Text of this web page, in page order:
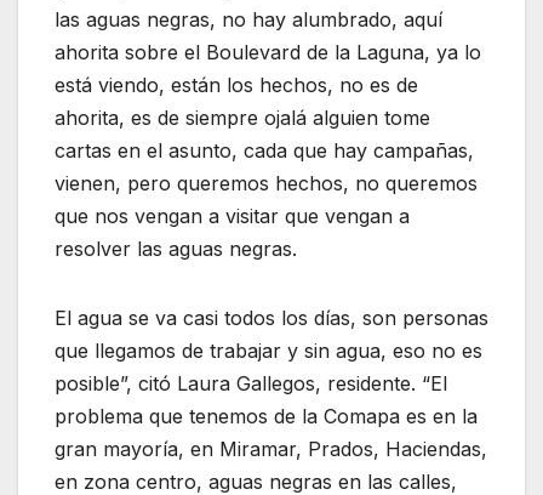
las aguas negras, no hay alumbrado, aquí
ahorita sobre el Boulevard de la Laguna, ya lo
está viendo, están los hechos, no es de
ahorita, es de siempre ojalá alguien tome
cartas en el asunto, cada que hay campañas,
vienen, pero queremos hechos, no queremos
que nos vengan a visitar que vengan a
resolver las aguas negras.
El agua se va casi todos los días, son personas
que llegamos de trabajar y sin agua, eso no es
posible”, citó Laura Gallegos, residente. “El
problema que tenemos de la Comapa es en la
gran mayoría, en Miramar, Prados, Haciendas,
en zona centro, aguas negras en las calles,